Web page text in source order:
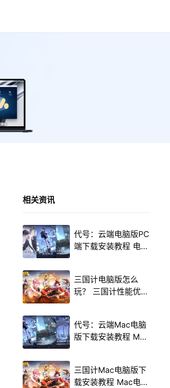
相关资讯
代号：云端电脑版PC
端下载安装教程 电脑
三国计电脑版怎么
玩？ 三国计性能优化
程
代号：云端Mac电脑
版下载安装教程 Mac
三国计Mac电脑版下
载安装教程 Mac电脑